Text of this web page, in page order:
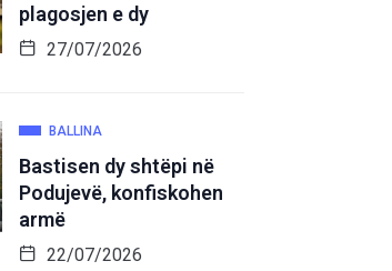
plagosjen e dy
27/07/2026
BALLINA
Bastisen dy shtëpi në
Podujevë, konfiskohen
armë
22/07/2026